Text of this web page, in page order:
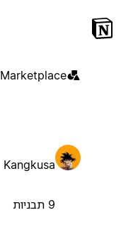
Marketplace
Kangkusa
9 תבניות